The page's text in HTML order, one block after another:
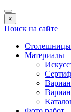
×
Поиск на сайте
Столешницы
Материалы